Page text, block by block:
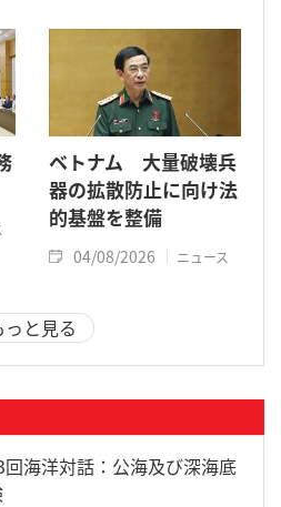
ベトナム 大量破壊兵
器の拡散防止に向け法
的基盤を整備
04/08/2026 ニュース
っと見る
回海洋対話：公海及び深海底